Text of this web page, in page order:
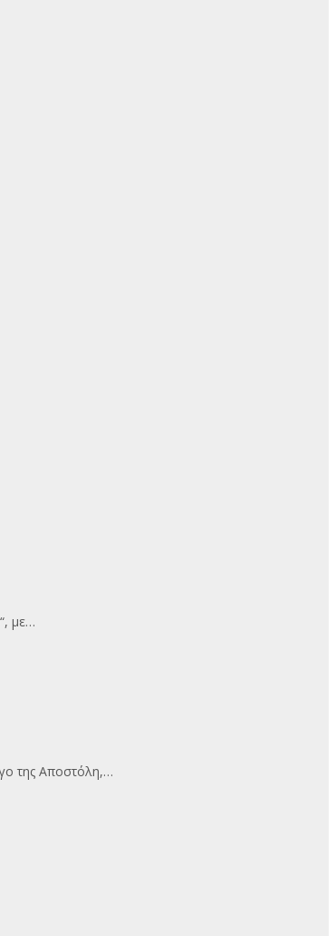
με…
της Αποστόλη,…